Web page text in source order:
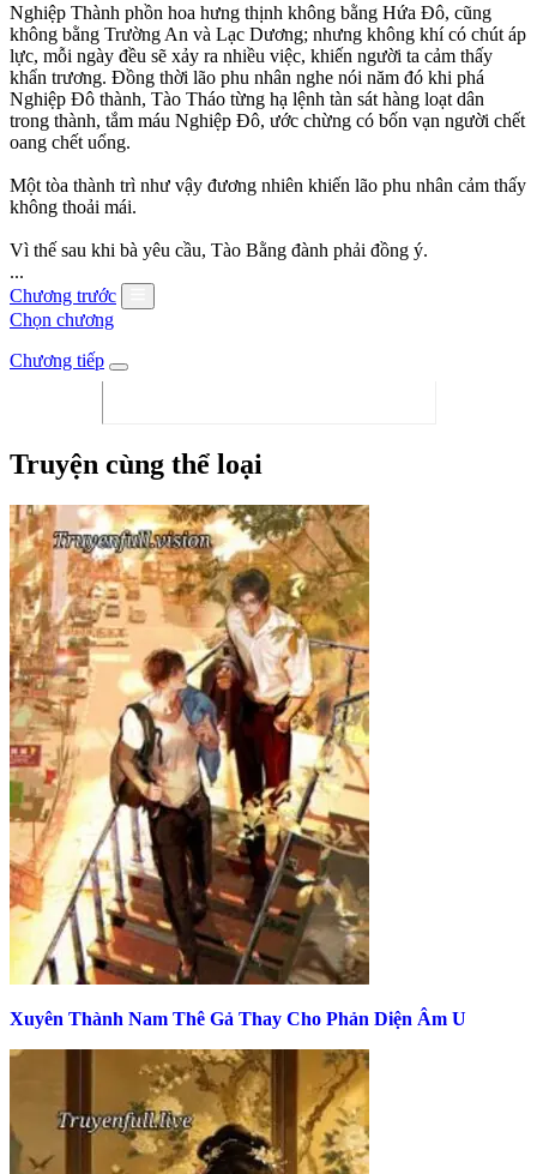
Nghiệp Thành phồn hoa hưng thịnh không bằng Hứa Đô, cũng
không bằng Trường An và Lạc Dương; nhưng không khí có chút áp
lực, mỗi ngày đều sẽ xảy ra nhiều việc, khiến người ta cảm thấy
khẩn trương. Đồng thời lão phu nhân nghe nói năm đó khi phá
Nghiệp Đô thành, Tào Tháo từng hạ lệnh tàn sát hàng loạt dân
trong thành, tắm máu Nghiệp Đô, ước chừng có bốn vạn người chết
oang chết uổng.
Một tòa thành trì như vậy đương nhiên khiến lão phu nhân cảm thấy
không thoải mái.
Vì thế sau khi bà yêu cầu, Tào Bằng đành phải đồng ý.
...
Chương trước
Chọn chương
Chương tiếp
Truyện cùng thể loại
Xuyên Thành Nam Thê Gả Thay Cho Phản Diện Âm U